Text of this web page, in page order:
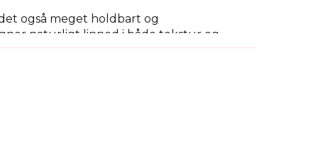
også meget holdbart og
naturligt linned i både tekstur og